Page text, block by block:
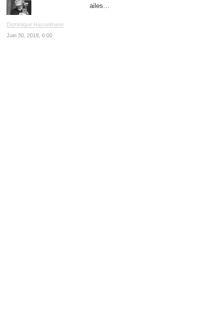
Dominique Hasselmann
Juin 30, 2018, 6:00
ailes…